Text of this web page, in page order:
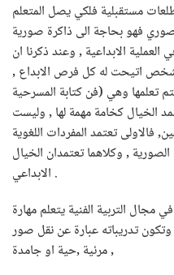
مستقبلية فلكي يصل المتعلم
فهو بحاجة الى ذاكرة صورية
الابداعية , وعند ذكرنا ان
شخص اتيحت له كل فرص الابداع ,
تعلمها وهي (فن كتابة المسرحية
الخيال كخامة مهمة لها , وليست
فالاولى تعتمد المفردات اللغوية
الصورية , وكلاهما تعتمدان الخيال
الابداعي .
مجال التربية الفنية يتعلم مهارة
تدريباته عبارة عن نقل صور
مرئية ,حية او جامدة ,